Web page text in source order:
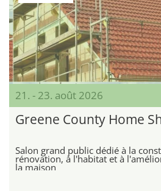
21. - 23. août 2026
Greene County Home
Salon grand public dédié à la
rénovation, à l'habitat et à
la maison